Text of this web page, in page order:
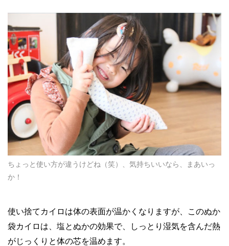
ちょっと使い方が違うけどね（笑）、気持ちいいなら、まあいっ
か！
使い捨てカイロは体の表面が温かくなりますが、このぬか
袋カイロは、塩とぬかの効果で、しっとり湿気を含んだ熱
がじっくりと体の芯を温めます。